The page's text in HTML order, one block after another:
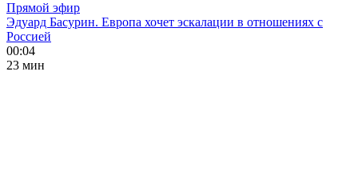
Прямой эфир
Эдуард Басурин. Европа хочет эскалации в отношениях с
Россией
00:04
23 мин